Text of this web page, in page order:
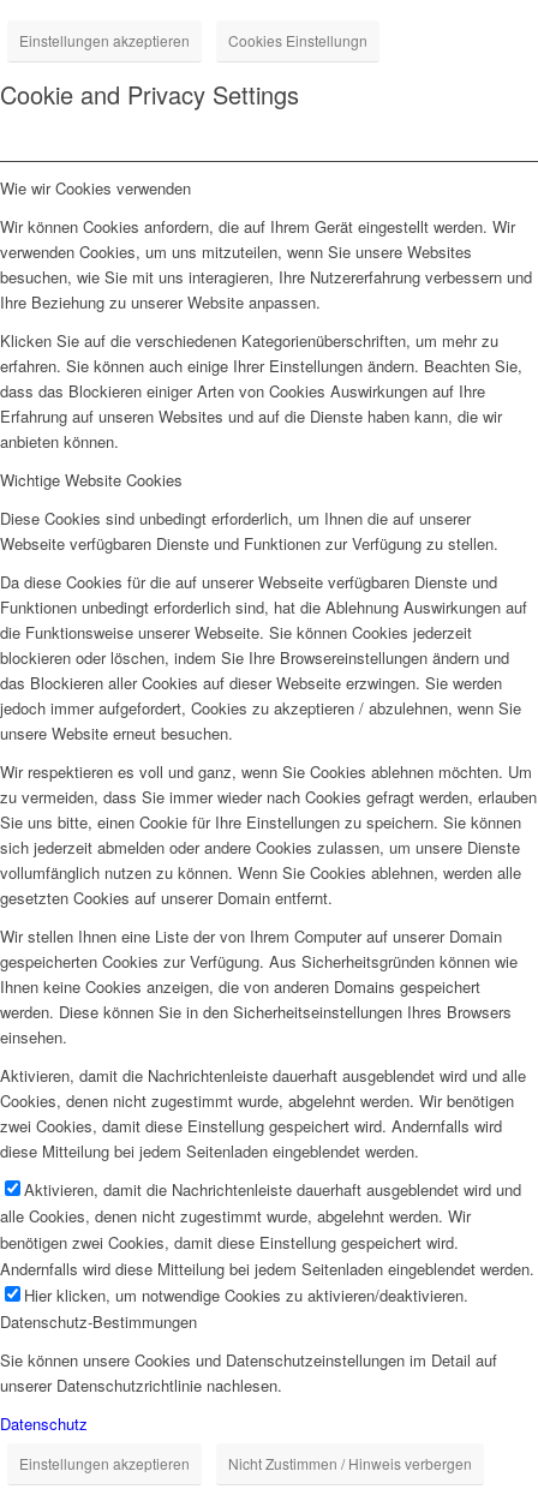
Einstellungen akzeptieren Cookies Einstellungn
Cookie and Privacy Settings
Wie wir Cookies verwenden
Wir können Cookies anfordern, die auf Ihrem Gerät eingestellt werden. Wir
verwenden Cookies, um uns mitzuteilen, wenn Sie unsere Websites
besuchen, wie Sie mit uns interagieren, Ihre Nutzererfahrung verbessern und
Ihre Beziehung zu unserer Website anpassen.
Klicken Sie auf die verschiedenen Kategorienüberschriften, um mehr zu
erfahren. Sie können auch einige Ihrer Einstellungen ändern. Beachten Sie,
dass das Blockieren einiger Arten von Cookies Auswirkungen auf Ihre
Erfahrung auf unseren Websites und auf die Dienste haben kann, die wir
anbieten können.
Wichtige Website Cookies
Diese Cookies sind unbedingt erforderlich, um Ihnen die auf unserer
Webseite verfügbaren Dienste und Funktionen zur Verfügung zu stellen.
Da diese Cookies für die auf unserer Webseite verfügbaren Dienste und
Funktionen unbedingt erforderlich sind, hat die Ablehnung Auswirkungen auf
die Funktionsweise unserer Webseite. Sie können Cookies jederzeit
blockieren oder löschen, indem Sie Ihre Browsereinstellungen ändern und
das Blockieren aller Cookies auf dieser Webseite erzwingen. Sie werden
jedoch immer aufgefordert, Cookies zu akzeptieren / abzulehnen, wenn Sie
unsere Website erneut besuchen.
Wir respektieren es voll und ganz, wenn Sie Cookies ablehnen möchten. Um
zu vermeiden, dass Sie immer wieder nach Cookies gefragt werden, erlauben
Sie uns bitte, einen Cookie für Ihre Einstellungen zu speichern. Sie können
sich jederzeit abmelden oder andere Cookies zulassen, um unsere Dienste
vollumfänglich nutzen zu können. Wenn Sie Cookies ablehnen, werden alle
gesetzten Cookies auf unserer Domain entfernt.
Wir stellen Ihnen eine Liste der von Ihrem Computer auf unserer Domain
gespeicherten Cookies zur Verfügung. Aus Sicherheitsgründen können wie
Ihnen keine Cookies anzeigen, die von anderen Domains gespeichert
werden. Diese können Sie in den Sicherheitseinstellungen Ihres Browsers
einsehen.
Aktivieren, damit die Nachrichtenleiste dauerhaft ausgeblendet wird und alle
Cookies, denen nicht zugestimmt wurde, abgelehnt werden. Wir benötigen
zwei Cookies, damit diese Einstellung gespeichert wird. Andernfalls wird
diese Mitteilung bei jedem Seitenladen eingeblendet werden.
Aktivieren, damit die Nachrichtenleiste dauerhaft ausgeblendet wird und
alle Cookies, denen nicht zugestimmt wurde, abgelehnt werden. Wir
benötigen zwei Cookies, damit diese Einstellung gespeichert wird.
Andernfalls wird diese Mitteilung bei jedem Seitenladen eingeblendet werden.
Hier klicken, um notwendige Cookies zu aktivieren/deaktivieren.
Datenschutz-Bestimmungen
Sie können unsere Cookies und Datenschutzeinstellungen im Detail auf
unserer Datenschutzrichtlinie nachlesen.
Datenschutz
Einstellungen akzeptieren Nicht Zustimmen / Hinweis verbergen